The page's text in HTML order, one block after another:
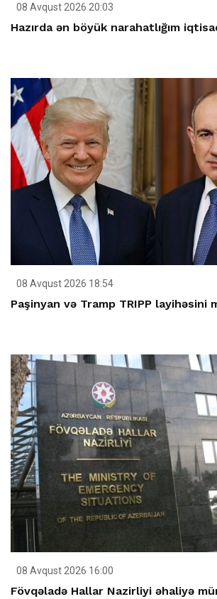
08 Avqust 2026 20:03
Hazırda ən böyük narahatlığım
08 Avqust 2026 18:54
Paşinyan və Tramp TRIPP layihəsini
08 Avqust 2026 16:00
Fövqəladə Hallar Nazirliyi əhaliyə